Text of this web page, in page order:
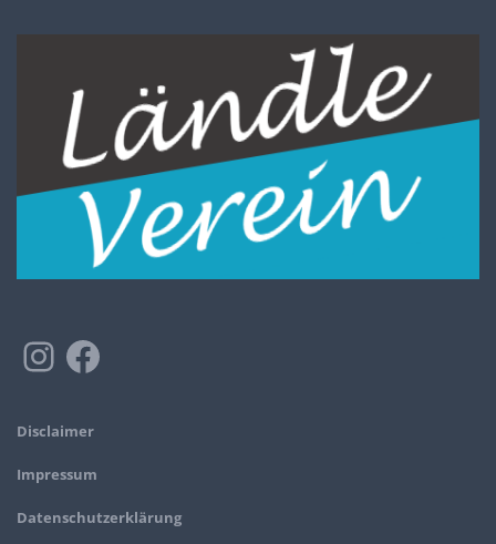
Disclaimer
Impressum
Datenschutzerklärung